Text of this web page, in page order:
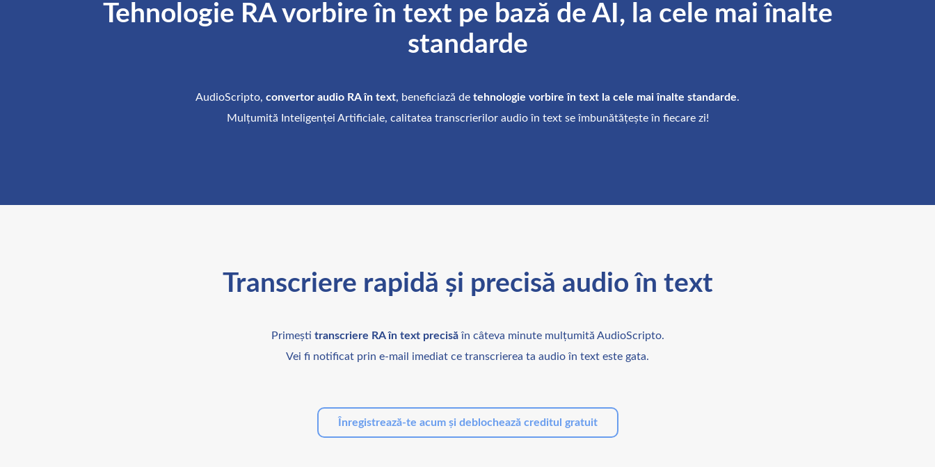
Tehnologie RA vorbire în text pe bază de AI, la cele mai înalte
standarde
AudioScripto, convertor audio RA în text, beneficiază de tehnologie vorbire în text la cele mai înalte standarde.
Mulțumită Inteligenței Artificiale, calitatea transcrierilor audio în text se îmbunătățește în fiecare zi!
Transcriere rapidă și precisă audio în text
Primești transcriere RA în text precisăîn câteva minute mulțumită AudioScripto.
Vei fi notificat prin e-mail imediat ce transcrierea ta audio în text este gata.
Înregistrează-te acum și deblochează creditul gratuit